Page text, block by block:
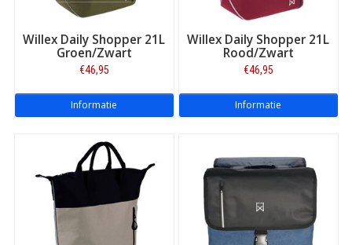
Willex Daily Shopper 21L
Groen/Zwart
€46,95
Informatie
Willex Daily Shopper 21L
Rood/Zwart
€46,95
Informatie